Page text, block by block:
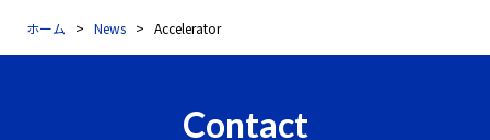
ホーム News Accelerator
Contact